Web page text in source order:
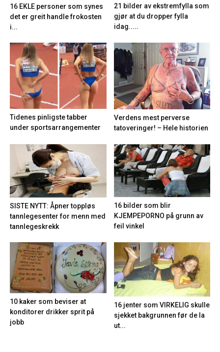
16 EKLE personer som synes
det er greit handle frokosten
i...
21 bilder av ekstremfylla som
gjør at du dropper fylla
idag.....
Tidenes pinligste tabber
under sportsarrangementer
Verdens mest perverse
tatoveringer! – Hele historien
SISTE NYTT: Åpner toppløs
tannlegesenter for menn med
tannlegeskrekk
16 bilder som blir
KJEMPEPORNO på grunn av
feil vinkel
10 kaker som beviser at
konditorer drikker sprit på
jobb
16 jenter som VIRKELIG skulle
sjekket bakgrunnen før de la
ut...